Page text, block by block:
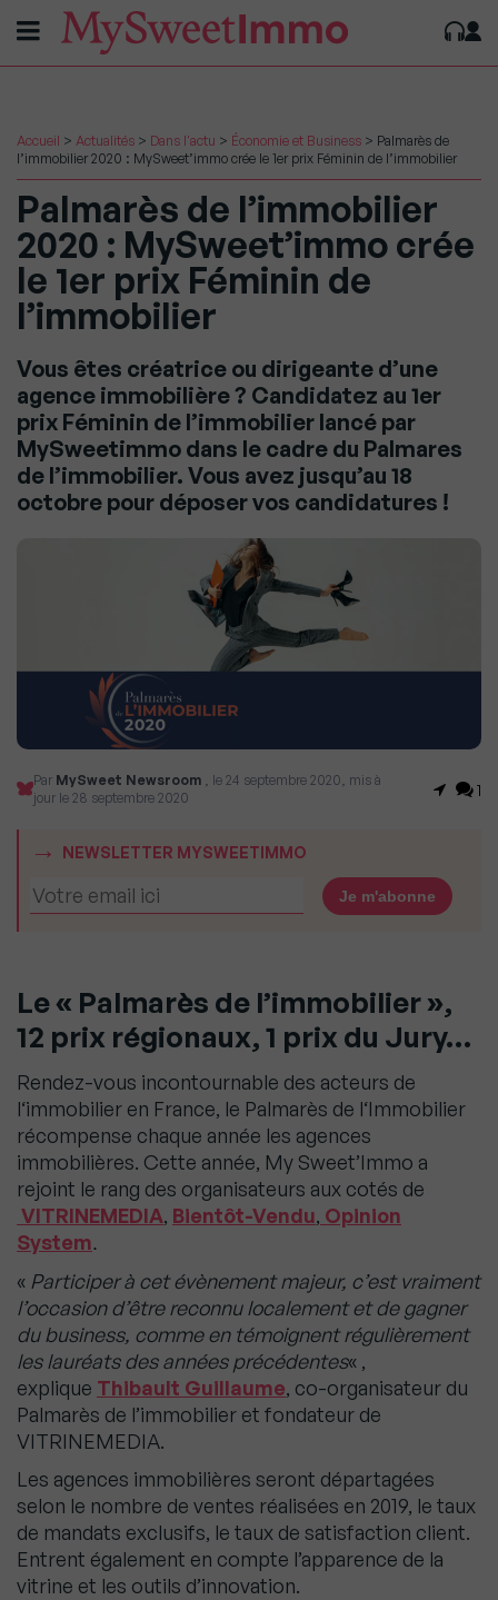
Accueil > Actualités > Dans l'actu > Économie et Business > Palmarès de
l’immobilier 2020 : MySweet’immo crée le 1er prix Féminin de l’immobilier
Palmarès de l’immobilier
2020 : MySweet’immo crée
le 1er prix Féminin de
l’immobilier
Vous êtes créatrice ou dirigeante d’une
agence immobilière ? Candidatez au 1er
prix Féminin de l’immobilier lancé par
MySweetimmo dans le cadre du Palmares
de l’immobilier. Vous avez jusqu’au 18
octobre pour déposer vos candidatures !
Par MySweet Newsroom , le 24 septembre 2020, mis à
jour le 28 septembre 2020
1
NEWSLETTER MYSWEETIMMO
Le « Palmarès de l’immobilier »,
12 prix régionaux, 1 prix du Jury…
Rendez-vous incontournable des acteurs de
l‘immobilier en France, le Palmarès de l‘Immobilier
récompense chaque année les agences
immobilières. Cette année, My Sweet’Immo a
rejoint le rang des organisateurs aux cotés de
VITRINEMEDIA, Bientôt-Vendu, Opinion
System.
« Participer à cet évènement majeur, c’est vraiment
l’occasion d’être reconnu localement et de gagner
du business, comme en témoignent régulièrement
les lauréats des années précédentes« ,
explique Thibault Guillaume, co-organisateur du
Palmarès de l’immobilier et fondateur de
VITRINEMEDIA.
Les agences immobilières seront départagées
selon le nombre de ventes réalisées en 2019, le taux
de mandats exclusifs, le taux de satisfaction client.
Entrent également en compte l’apparence de la
vitrine et les outils d’innovation.